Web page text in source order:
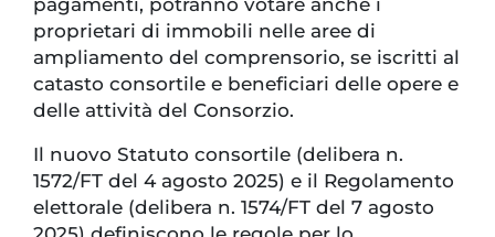
pagamenti, potranno votare anche i
proprietari di immobili nelle aree di
ampliamento del comprensorio, se iscritti al
catasto consortile e beneficiari delle opere e
delle attività del Consorzio.
Il nuovo Statuto consortile (delibera n.
1572/FT del 4 agosto 2025) e il Regolamento
elettorale (delibera n. 1574/FT del 7 agosto